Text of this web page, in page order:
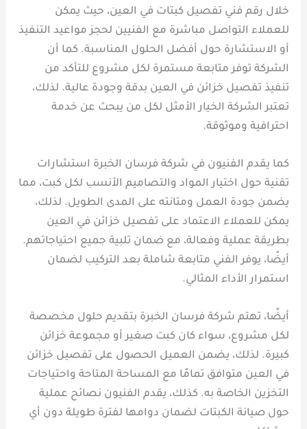
خلال رقم فني تفصيل كبتات في العين، حيث يمكن
للعملاء التواصل مباشرة مع الفنيين لحجز مواعيد التنفيذ
أو الاستشارة حول أفضل الحلول المناسبة. كما أن
الشركة توفر متابعة مستمرة لكل مشروع للتأكد من
تنفيذ تفصيل خزائن في العين بدقة وجودة عالية. لذلك،
تعتبر الشركة الخيار الأمثل لكل من يبحث عن خدمة
احترافية وموثوقة.
كما يقدم الفنيون في شركة فرسان الخبرة استشارات
تقنية حول اختيار المواد والتصاميم الأنسب لكل كبت، مما
يضمن جودة العمل ومتانته على المدى الطويل. لذلك،
يمكن للعملاء الاعتماد على تفصيل خزائن في العين
بطريقة عملية وفعالة، مع ضمان تلبية جميع احتياجاتهم.
أيضًا، يوفر الفني متابعة شاملة بعد التركيب لضمان
استمرار الأداء المثالي.
أيضًا، تهتم شركة فرسان الخبرة بتقديم حلول مخصصة
لكل مشروع، سواء كان كبت صغير أو مجموعة خزائن
كبيرة. لذلك، يضمن العميل الحصول على تفصيل خزائن
في العين متوافق تمامًا مع المساحة المتاحة واحتياجات
التخزين الخاصة به. كذلك، يقدم الفنيون نصائح عملية
حول صيانة الكبتات لضمان دوامها لفترة طويلة دون أي